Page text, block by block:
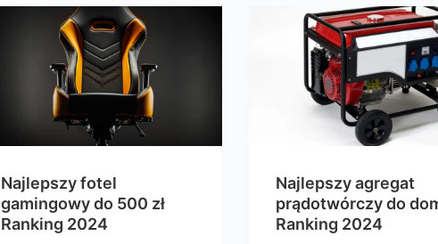
Najlepszy fotel
gamingowy do 500 zł
Ranking 2024
Najlepszy agregat
prądotwórczy do
Ranking 2024